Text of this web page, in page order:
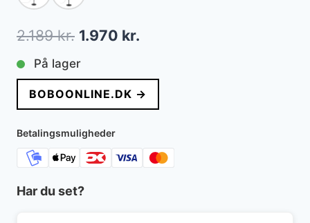
2.189kr. Den
oprindelige
pris
var:
2.189 kr..
1.970 kr.
pris
er:
På lager
BOBOONLINE.DK →
Betalingsmuligheder
Har du set?